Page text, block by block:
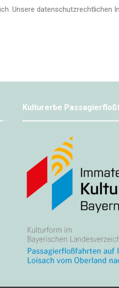
Unsere datenschutzrechtlichen
Kulturerbe